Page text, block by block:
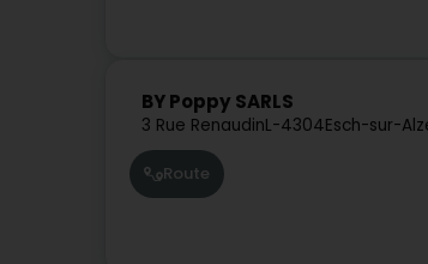
BY Poppy SARLS
3 Rue RenaudinL-4304Esch-sur-
Route